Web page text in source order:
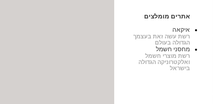
אתרים מומלצים
איקאה
רשת עשה זאת בעצמך
הגדולה בעולם
מחסני חשמל
רשת מוצרי חשמל
ואלקטרוניקה הגדולה
בישראל